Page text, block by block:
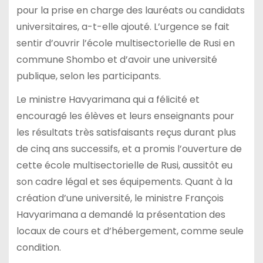
pour la prise en charge des lauréats ou candidats
universitaires, a-t-elle ajouté. L’urgence se fait
sentir d’ouvrir l’école multisectorielle de Rusi en
commune Shombo et d’avoir une université
publique, selon les participants.
Le ministre Havyarimana qui a félicité et
encouragé les élèves et leurs enseignants pour
les résultats très satisfaisants reçus durant plus
de cinq ans successifs, et a promis l’ouverture de
cette école multisectorielle de Rusi, aussitôt eu
son cadre légal et ses équipements. Quant à la
création d’une université, le ministre François
Havyarimana a demandé la présentation des
locaux de cours et d’hébergement, comme seule
condition.